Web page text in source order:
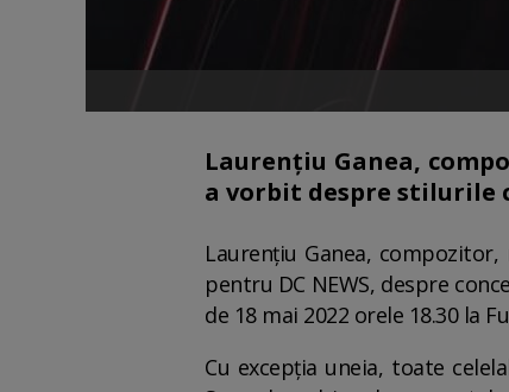
Laurențiu Ganea,
a vorbit despre stilurile
Laurențiu Ganea,
pentru DC NEWS, despre
de 18 mai 2022 orele 18.30 la
Cu excepția uneia, toate